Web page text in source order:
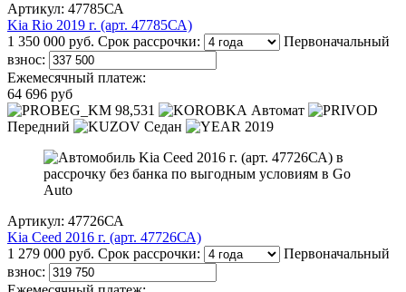
Артикул: 47785СА
Kia Rio 2019 г. (арт. 47785СА)
1 350 000 руб. Срок рассрочки:
Первоначальный
взнос:
Ежемесячный платеж:
64 696 руб
98,531
Автомат
Передний
Седан 2019
Артикул: 47726СА
Kia Ceed 2016 г. (арт. 47726СА)
1 279 000 руб. Срок рассрочки:
Первоначальный
взнос: